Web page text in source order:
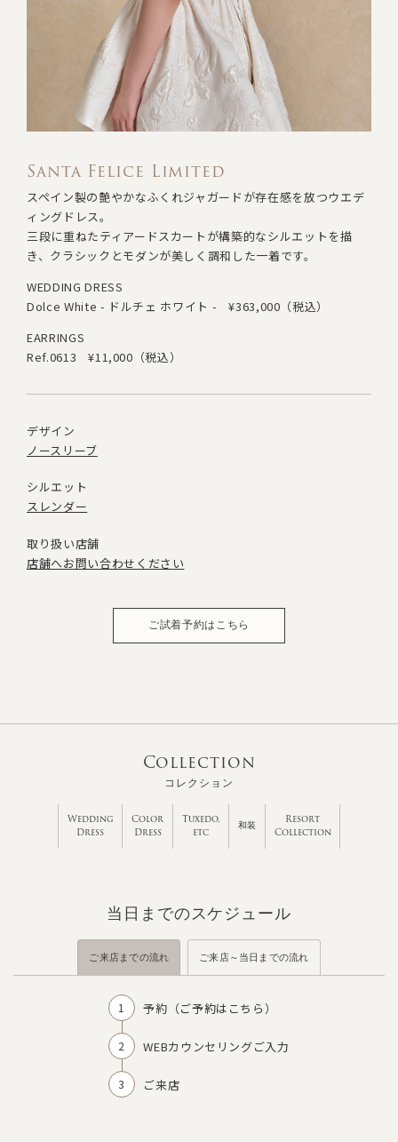
Santa Felice Limited
スペイン製の艶やかなふくれジャガードが存在感を放つウエデ
ィングドレス。
三段に重ねたティアードスカートが構築的なシルエットを描
き、 クラシックとモダンが美しく調和した一着です。
WEDDING DRESS
Dolce White - ドルチェ ホワイト -
¥363,000（税込）
EARRINGS
Ref.0613
¥11,000（税込）
デザイン
ノースリーブ
シルエット
スレンダー
取り扱い店舗
店舗へお問い合わせください
ご試着予約はこちら
Collection
コレクション
Wedding
Dress
Color
Dress
Tuxedo,
etc
和装
Resort
Collection
当日までのスケジュール
ご来店までの流れ ご来店～当日までの流れ
予約（ご予約はこちら）
WEBカウンセリングご入力
ご来店